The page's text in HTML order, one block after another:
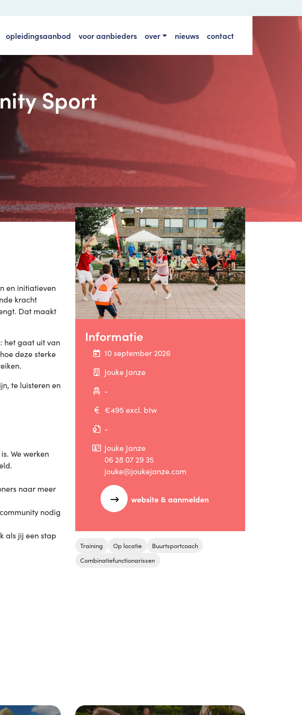
opleidingsaanbod voor aanbieders over nieuws contact
Sport
en initiatieven
kracht
Dat maakt
het gaat uit van
deze sterke
te luisteren en
We werken
naar meer
nodig
als jij een stap
Informatie
10 september 2026
Jouke Janze
-
€495 excl. btw
-
Jouke Janze
06 28 07 29 35
jouke@joukejanze.com
website & aanmelden
Training Op locatie
Buurtsportcoach
Combinatiefunctionarissen